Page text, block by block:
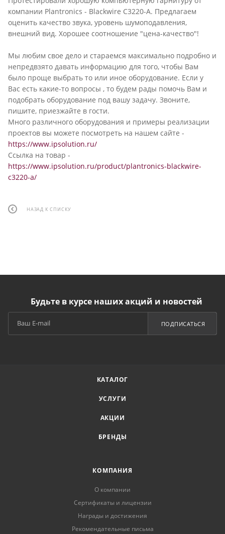
компании Plantronics - Blackwire C3220-A. Предлагаем
оценить качество звука, уровень шумоподавления,
внешний вид. Хорошее соотношение "цена-качество"!
Мы любим свое дело и стараемся максимально подробно и
непредвзято давать информацию для того, чтобы Вам
было проще выбрать то или иное оборудование. Если у
Вас есть какие-то вопросы , то будем рады помочь Вам и
подобрать оборудование под вашу задачу. Звоните,
пишите, приезжайте в гости.
Много различного оборудования и примеры реализации
проектов вы можете посмотреть на нашем сайте -
https://www.ipsolution.ru/
Ссылка на товар -
https://www.ipsolution.ru/product/plantronics-blackwire-
c3220-a/
НАЗАД К СПИСКУ
Будьте в курсе наших акций и новостей
ПОДПИСАТЬСЯ
КАТАЛОГ
УСЛУГИ
АКЦИИ
БРЕНДЫ
КОМПАНИЯ
О компании
Сертификаты и лицензии
Награды и достижения
Рекомендательные письма